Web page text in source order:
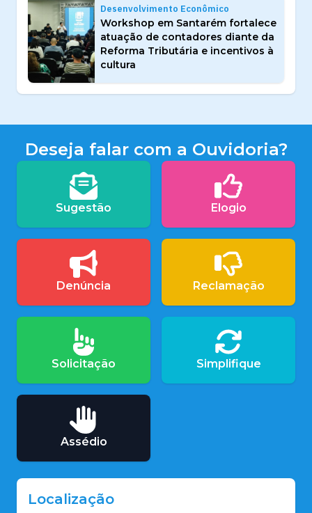
Desenvolvimento Econômico
Workshop em Santarém fortalece
atuação de contadores diante da
Reforma Tributária e incentivos à
cultura
Deseja falar com a Ouvidoria?
Sugestão Elogio
Denúncia Reclamação
Solicitação Simplifique
Assédio
Localização